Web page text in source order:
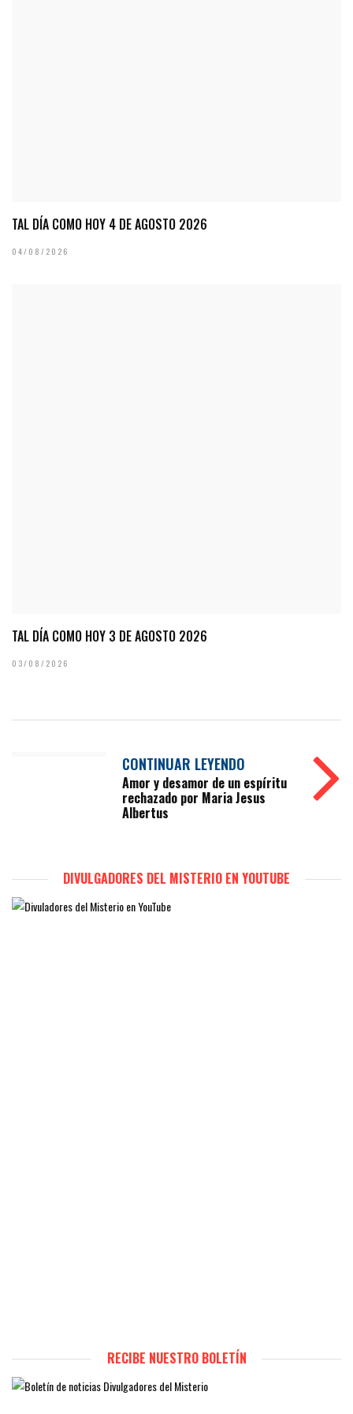
TAL DÍA COMO HOY 4 DE AGOSTO 2026
04/08/2026
TAL DÍA COMO HOY 3 DE AGOSTO 2026
03/08/2026
CONTINUAR LEYENDO
Amor y desamor de un espíritu
rechazado por Maria Jesus
Albertus
DIVULGADORES DEL MISTERIO EN YOUTUBE
RECIBE NUESTRO BOLETÍN